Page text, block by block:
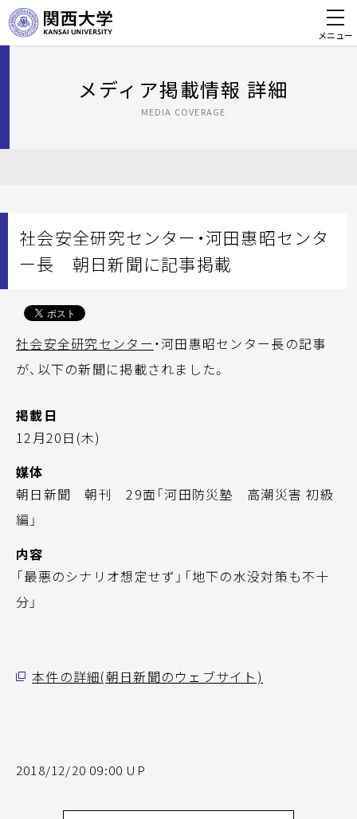
メニュー
メディア掲載情報 詳細
MEDIA COVERAGE
社会安全研究センター・河田惠昭センタ
ー長 朝日新聞に記事掲載
社会安全研究センター ・河田惠昭センター長の記事
が、以下の新聞に掲載されました。
掲載日
12月20日(木)
媒体
朝日新聞 朝刊 29面「河田防災塾 高潮災害 初級
編」
内容
「最悪のシナリオ想定せず」「地下の水没対策も不十
分」
本件の詳細(朝日新聞のウェブサイト)
2018/12/20 09:00 UP